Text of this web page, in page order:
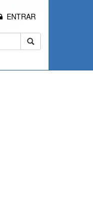
ENTRAR